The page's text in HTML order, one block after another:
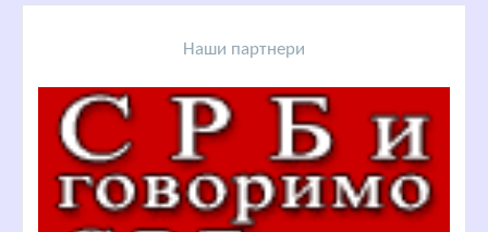
Наши партнери